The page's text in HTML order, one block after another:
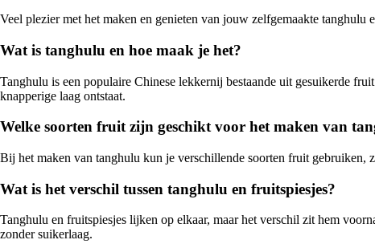
Veel plezier met het maken en genieten van jouw zelfgemaakte tanghulu
Wat is tanghulu en hoe maak je het?
Tanghulu is een populaire Chinese lekkernij bestaande uit gesuikerde
knapperige laag ontstaat.
Welke soorten fruit zijn geschikt voor het maken van
Bij het maken van tanghulu kun je verschillende soorten fruit gebruiken,
Wat is het verschil tussen tanghulu en fruitspiesjes?
Tanghulu en fruitspiesjes lijken op elkaar, maar het verschil zit hem
zonder suikerlaag.